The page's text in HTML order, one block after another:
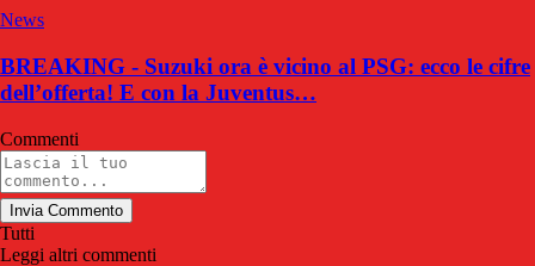
News
BREAKING - Suzuki ora è vicino al PSG: ecco le cifre
dell’offerta! E con la Juventus…
Commenti
Invia Commento
Tutti
Leggi altri commenti